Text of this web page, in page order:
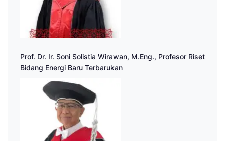
Prof. Dr. Ir. Soni Solistia Wirawan, M.Eng., Profesor Riset
Bidang Energi Baru Terbarukan